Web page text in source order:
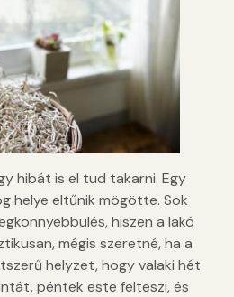
hibát is el tud takarni. Egy
helye eltűnik mögötte. Sok
hiszen a lakó
mégis szeretné, ha a
helyzet, hogy valaki hét
péntek este felteszi, és